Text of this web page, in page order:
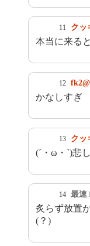
11 クッ
本当に来る
12
かなしすぎ
13 クッ
(´・ω・`)悲し
14 最速
炙らず放置
(？)